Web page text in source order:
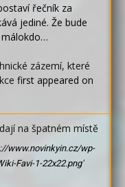
řečník za
jediné. Že bude
zázemí, které
first appeared on
na špatném místě
www.novinkyin.cz/wp-
Favi-1-22x22.png'